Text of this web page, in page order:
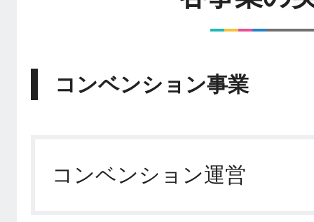
コンベンション事業
コンベンション運営